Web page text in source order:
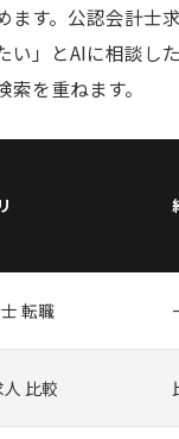
ます。公認会計士
い」とAIに相談し
を重ねます。
転職
比較